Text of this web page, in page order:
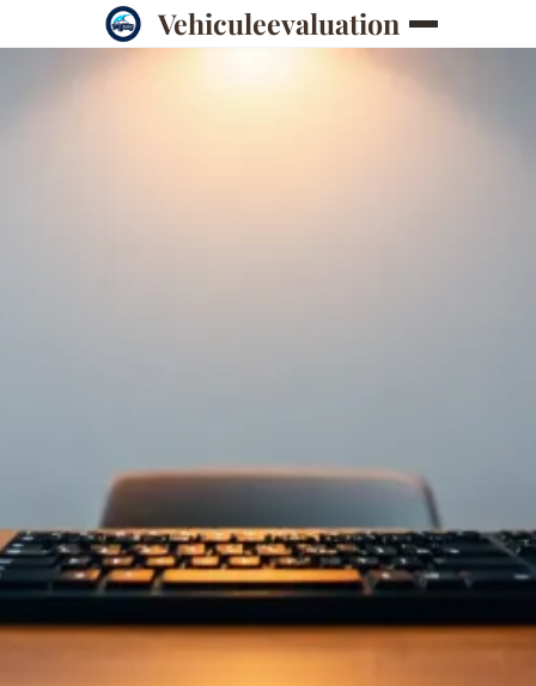
Vehiculeevaluation